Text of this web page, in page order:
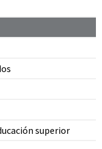
superior